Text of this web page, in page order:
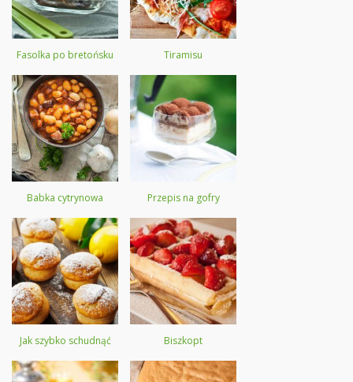
Fasolka po bretońsku Tiramisu
Babka cytrynowa Przepis na gofry
Jak szybko schudnąć Biszkopt